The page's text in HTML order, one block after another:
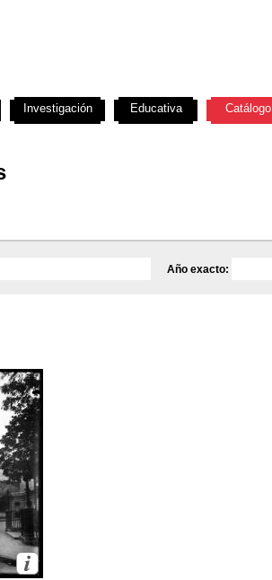
Año exacto:
Investigación Educativa Catálogo